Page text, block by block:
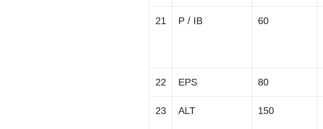
21 P / IB 60
22 EPS 80
23 ALT 150